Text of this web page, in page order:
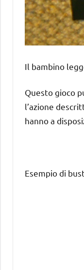
Il bambino
Questo gioco
l’azione
hanno a
Esempio di